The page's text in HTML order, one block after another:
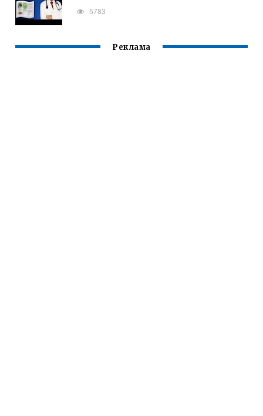
5783
Реклама